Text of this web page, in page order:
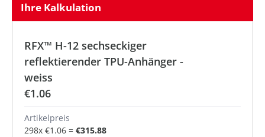
Ihre Kalkulation
RFX™ H-12 sechseckiger
reflektierender TPU-Anhänger -
weiss
€1.06
Artikelpreis
298x €1.06 = €315.88